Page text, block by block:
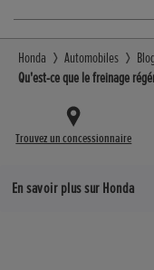
Honda Automobiles
Qu'est-ce que le freinage
Trouvez un concessionnaire
En savoir plus sur Honda